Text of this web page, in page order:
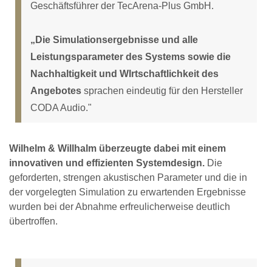
Geschäftsführer der TecArena-Plus GmbH.
„Die Simulationsergebnisse und alle
Leistungsparameter des Systems sowie die
Nachhaltigkeit und WIrtschaftlichkeit des
Angebotes sprachen eindeutig für den Hersteller
CODA Audio."
Wilhelm & Willhalm überzeugte dabei mit einem
innovativen und effizienten Systemdesign. Die
geforderten, strengen akustischen Parameter und die in
der vorgelegten Simulation zu erwartenden Ergebnisse
wurden bei der Abnahme erfreulicherweise deutlich
übertroffen.